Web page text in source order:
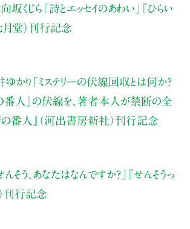
坂くじら 「詩とエッセイのあわい」
『ひらい
月堂）刊行記念
かり 「ミステリーの伏線回収とは何か？
人』の伏線を、著者本人が禁断の全
の番人』（河出書房新社）刊行記念
んそう、あなたはなんですか？」
『せんそうっ
刊行記念